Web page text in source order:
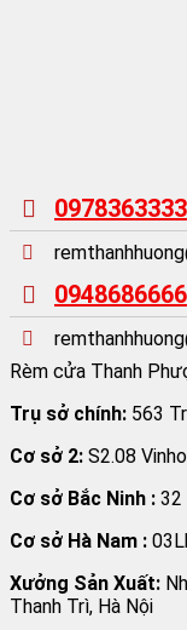
0978363333
0948686666
Rèm cửa Thanh
Trụ sở chính: 563
Cơ sở 2: S2.08
Cơ sở Bắc Ninh : 32
Cơ sở Hà Nam :
Xưởng Sản Xuất:
Thanh Trì, Hà Nội